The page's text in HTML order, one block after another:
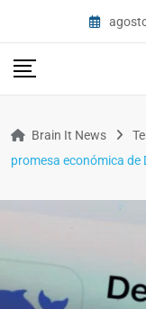
Brain It News
promesa económica de